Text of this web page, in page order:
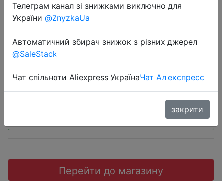
2018-11-30
версия.
$49.99
"`XIAOMI5OFF1`"
Перейти до магазину
Телеграм канал зі знижками виключно для
України @ZnyzkaUa
Автоматичний збирач знижок з різних джерел
@SaleStack
Чат спільноти Aliexpress УкраїнаЧат Аліекспресс
закрити